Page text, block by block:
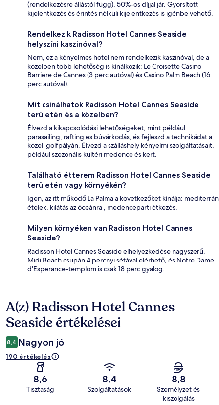
(rendelkezésre állástól függ), 50%-os díjjal jár. Gyorsított
kijelentkezés és érintés nélküli kijelentkezés is igénbe vehető.
Rendelkezik Radisson Hotel Cannes Seaside
helyszíni kaszinóval?
Nem, ez a kényelmes hotel nem rendelkezik kaszinóval, de a
közelben több lehetőség is kínálkozik: Le Croisette Casino
Barriere de Cannes (3 perc autóval) és Casino Palm Beach (16
perc autóval).
Mit csinálhatok Radisson Hotel Cannes Seaside
területén és a közelben?
Élvezd a kikapcsolódási lehetőségeket, mint például
parasailing, rafting és búvárkodás, és fejleszd a technikádat a
közeli golfpályán. Élvezd a szálláshely kényelmi szolgáltatásait,
például szezonális kültéri medence és kert.
Található étterem Radisson Hotel Cannes Seaside
területén vagy környékén?
Igen, az itt működő La Palma a következőket kínálja: mediterrán
ételek, kilátás az óceánra , medenceparti étkezés.
Milyen környéken van Radisson Hotel Cannes
Seaside?
Radisson Hotel Cannes Seaside elhelyezkedése nagyszerű.
Midi Beach csupán 4 percnyi sétával elérhető, és Notre Dame
d'Esperance-templom is csak 18 perc gyalog.
Értékelések
A(z) Radisson Hotel Cannes
Seaside értékelései
8,4 Nagyon jó
190 értékelés
8,6
Tisztaság
8,4
Szolgáltatások
8,8
Személyzet és
kiszolgálás